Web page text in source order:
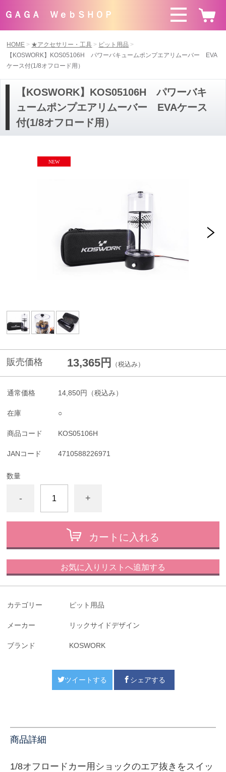
ＧＡＧＡ ＷｅｂＳＨＯＰ
HOME ★アクセサリー・工具
ピット用品
【KOSWORK】KOS05106H パワーバキュームポンプエアリムーバー EVA
ケース付(1/8オフロード用）
【KOSWORK】KOS05106H パワーバキ
ュームポンプエアリムーバー EVAケース
付(1/8オフロード用）
販売価格 13,365円 （税込み）
通常価格 14,850円 （税込み）
在庫 ○
商品コード KOS05106H
JANコード 4710588226971
数量
- +
カートに入れる
お気に入りリストへ追加する
カテゴリー ピット用品
メーカー リックサイドデザイン
ブランド KOSWORK
ツイートする シェアする
商品詳細
1/8オフロードカー用ショックのエア抜きをスイッ